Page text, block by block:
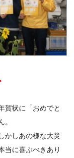
賀状に「おめでと
ん。
かしあの様な大災
当に喜ぶべきあり